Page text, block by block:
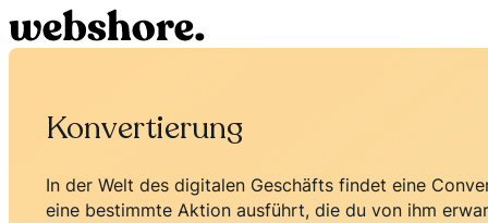
Konvertierung
In der Welt des digitalen Geschäfts findet eine
eine bestimmte Aktion ausführt, die du von ihm